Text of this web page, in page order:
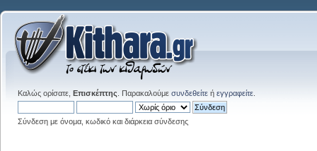
Καλώς ορίσατε, Επισκέπτης . Παρακαλούμε συνδεθείτε ή εγγραφείτε
Σύνδεση με όνομα, κωδικό και διάρκεια σύνδεσης